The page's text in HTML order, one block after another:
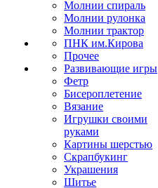
Молнии спираль
Молнии рулонка
Молнии трактор
ПНК им.Кирова
Прочее
Развивающие игры
Фетр
Бисероплетение
Вязание
Игрушки своими
руками
Картины шерстью
Скрапбукинг
Украшения
Шитье